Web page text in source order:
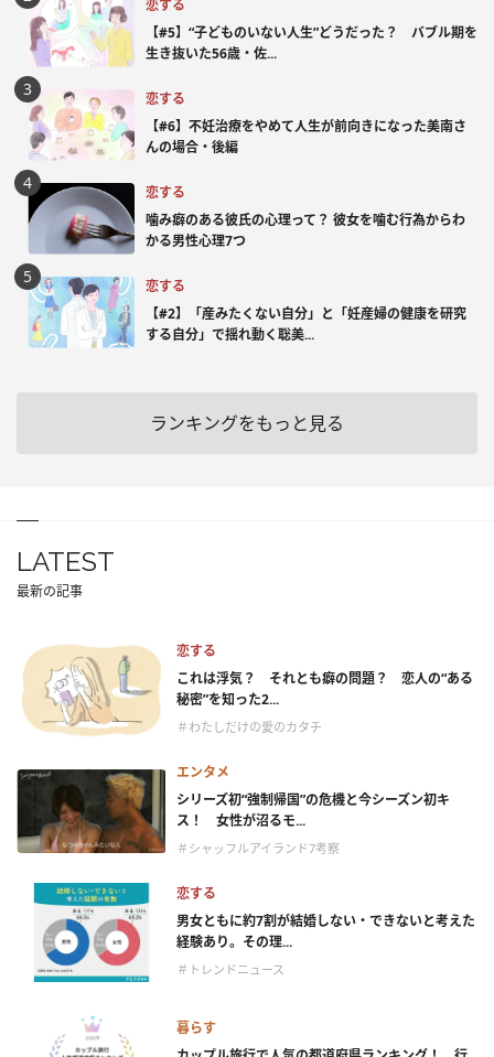
恋する
【#5】“子どものいない人生”どうだった？ バブル期を
生き抜いた56歳・佐...
恋する
【#6】不妊治療をやめて人生が前向きになった美南さ
んの場合・後編
恋する
噛み癖のある彼氏の心理って？ 彼女を噛む行為からわ
かる男性心理7つ
恋する
【#2】「産みたくない自分」と「妊産婦の健康を研究
する自分」で揺れ動く聡美...
ランキングをもっと見る
LATEST
最新の記事
恋する
これは浮気？ それとも癖の問題？ 恋人の“ある
秘密”を知った2...
＃わたしだけの愛のカタチ
エンタメ
シリーズ初“強制帰国”の危機と今シーズン初キ
ス！ 女性が沼るモ...
＃シャッフルアイランド7考察
恋する
男女ともに約7割が結婚しない・できないと考えた
経験あり。その理...
＃トレンドニュース
暮らす